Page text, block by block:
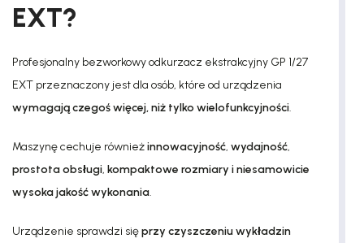
EXT?
Profesjonalny bezworkowy odkurzacz ekstrakcyjny GP 1/27
EXT przeznaczony jest dla osób, które od urządzenia
wymagają czegoś więcej, niż tylko wielofunkcyjności.
Maszynę cechuje równieżinnowacyjność, wydajność,
prostota obsługi, kompaktowe rozmiary i niesamowicie
wysoka jakość wykonania.
Urządzenie sprawdzi sięprzy czyszczeniu wykładzin